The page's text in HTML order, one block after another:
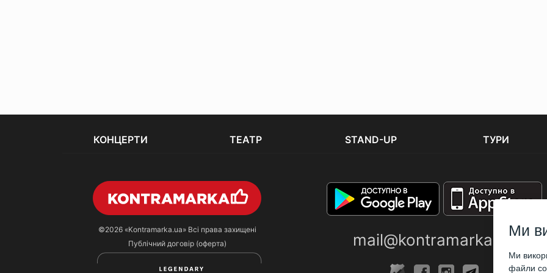
КОНЦЕРТИ ТЕАТР STAND-UP ТУРИ
©2026 «Kontramarka.ua»Всі права захищені
Публічний договір (оферта)
mail@kontramarka.ua
Ми
Ми
файли